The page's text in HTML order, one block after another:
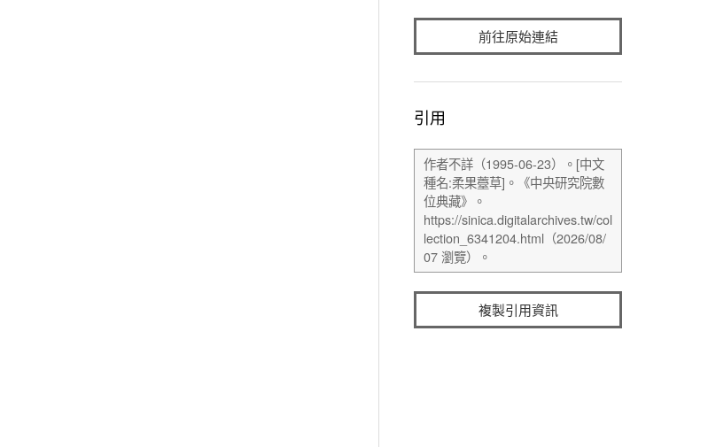
前往原始連結
引用
複製引用資訊